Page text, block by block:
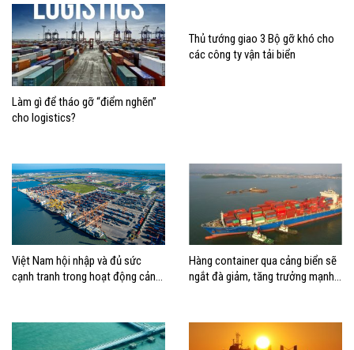
Làm gì để tháo gỡ “điểm nghẽn”
cho logistics?
Thủ tướng giao 3 Bộ gỡ khó cho
các công ty vận tải biển
Việt Nam hội nhập và đủ sức
cạnh tranh trong hoạt động cảng
Hàng container qua cảng biển sẽ
ngắt đà giảm, tăng trưởng mạnh